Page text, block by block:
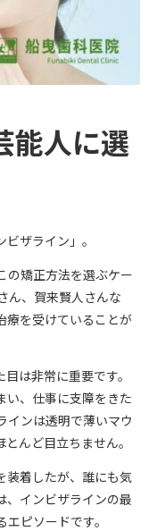
能人に選
ザライン」。
の矯正方法を選ぶケー
ん、賀来賢人さんな
療を受けていることが
は非常に重要です。
い、仕事に支障をきた
インは透明で薄いマウ
んど目立ちません。
装着したが、誰にも気
、インビザラインの最
ピソードです。